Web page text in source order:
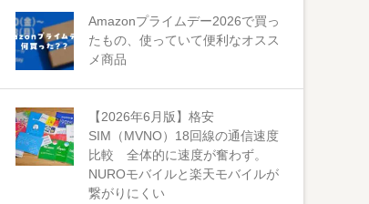
Amazonプライムデー2026で買っ
たもの、使っていて便利なオスス
メ商品
【2026年6月版】格安
SIM（MVNO）18回線の通信速度
比較 全体的に速度が奮わず。
NUROモバイルと楽天モバイルが
繋がりにくい